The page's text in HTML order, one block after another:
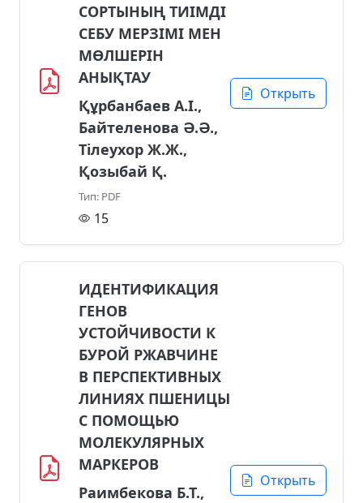
СОРТЫНЫҢ ТИІМДІ
СЕБУ МЕРЗІМІ МЕН
МӨЛШЕРІН
АНЫҚТАУ
Құрбанбаев А.І.,
Байтеленова Ә.Ә.,
Тілеухор Ж.Ж.,
Қозыбай Қ.
Тип: PDF
15
Открыть
ИДЕНТИФИКАЦИЯ
ГЕНОВ
УСТОЙЧИВОСТИ К
БУРОЙ РЖАВЧИНЕ
В ПЕРСПЕКТИВНЫХ
ЛИНИЯХ ПШЕНИЦЫ
С ПОМОЩЬЮ
МОЛЕКУЛЯРНЫХ
МАРКЕРОВ
Раимбекова Б.Т.,
Открыть